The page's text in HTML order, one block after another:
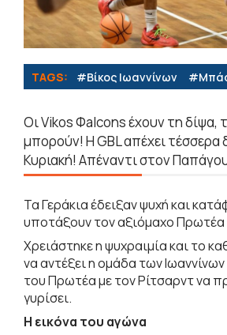
TAGS: #Βίκος Ιωαννίνων
Οι Vikos Φalcons έχουν τη δίψα,
μπορούν! Η GBL απέχει τέσσερα
Κυριακή! Απέναντι στον
Τα Γεράκια έδειξαν ψυχή και
υποτάξουν τον αξιόμαχο Πρωτέα
Χρειάστηκε η ψυχραιμία και το
να αντέξει η ομάδα των
του Πρωτέα με τον Ρίτσαρντ να
γυρίσει.
Η εικόνα του αγώνα